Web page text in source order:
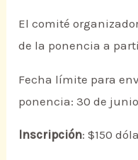
El comité
de la ponencia a
Fecha límite para
ponencia: 30 de
Inscripción: $150